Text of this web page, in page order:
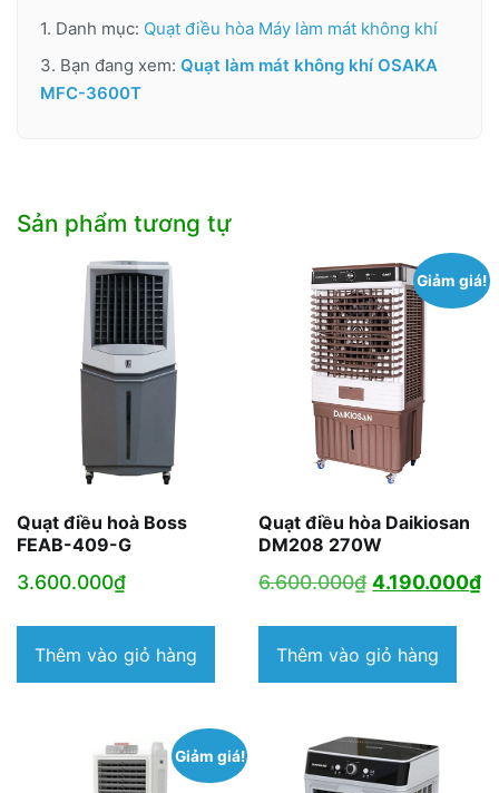
1. Danh mục: Quạt điều hòa Máy làm mát không khí
3. Bạn đang xem: Quạt làm mát không khí OSAKA
MFC-3600T
Sản phẩm tương tự
Quạt điều hoà Boss
FEAB-409-G
3.600.000₫
Thêm vào giỏ hàng
Giảm giá!
Quạt điều hòa Daikiosan
DM208 270W
6.600.000₫ Giá
là:
6.600.000₫.
4.190.000₫
Thêm vào giỏ hàng
Giảm giá!